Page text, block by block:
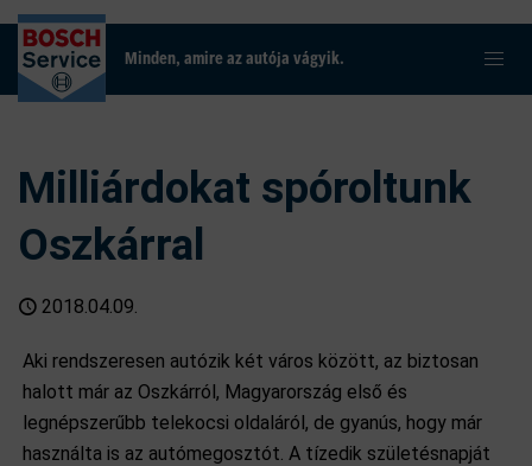
Minden, amire az autója vágyik.
Milliárdokat spóroltunk
Oszkárral
2018.04.09.
Aki rendszeresen autózik két város között, az biztosan
halott már az Oszkárról, Magyarország első és
legnépszerűbb telekocsi oldaláról, de gyanús, hogy már
használta is az autómegosztót. A tízedik születésnapját